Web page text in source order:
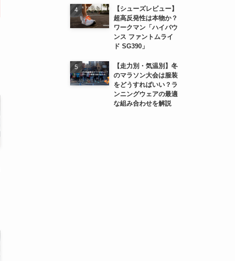
【シューズレビュー】
超高反発性は本物か？
ワークマン「ハイバウ
ンス ファントムライ
ド SG390」
【走力別・気温別】冬
のマラソン大会は服装
をどうすればいい？ラ
ンニングウェアの最適
な組み合わせを解説